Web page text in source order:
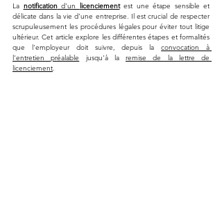
La notification d'un licenciement est une étape sensible et
délicate dans la vie d'une entreprise. Il est crucial de respecter
scrupuleusement les procédures légales pour éviter tout litige
ultérieur. Cet article explore les différentes étapes et formalités
que l'employeur doit suivre, depuis la convocation à
l'entretien préalable jusqu'à la remise de la lettre de
licenciement.